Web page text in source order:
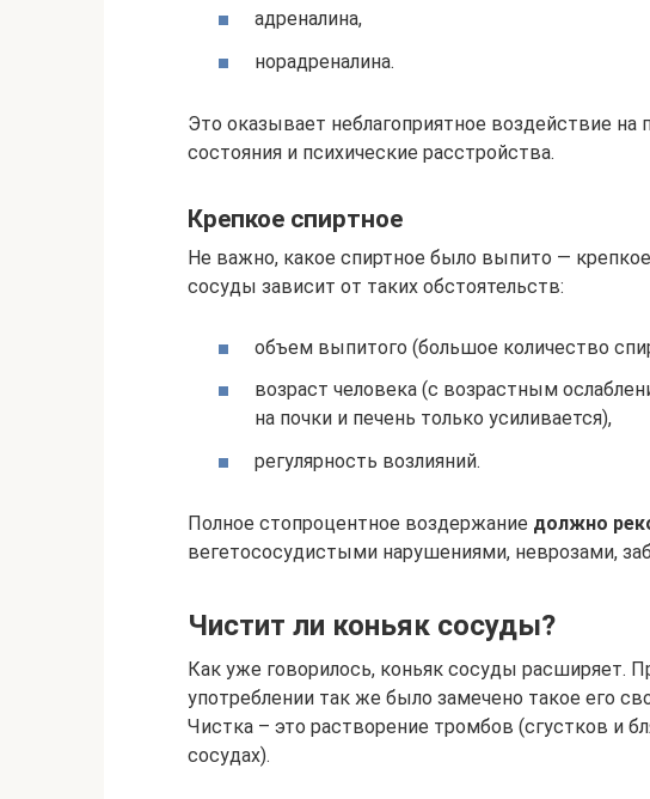
адреналина,
норадреналина.
Это оказывает неблагоприятное воздействие
состояния и психические расстройства.
Крепкое спиртное
Не важно, какое спиртное было выпито — крепкое
сосуды зависит от таких обстоятельств:
объем выпитого (большое количество
возраст человека (с возрастным
на почки и печень только усиливается),
регулярность возлияний.
Полное стопроцентное воздержание должно
вегетососудистыми нарушениями, неврозами,
Чистит ли коньяк сосуды?
Как уже говорилось, коньяк сосуды расширяет.
употреблении так же было замечено такое его
Чистка – это растворение тромбов (сгустков и
сосудах).